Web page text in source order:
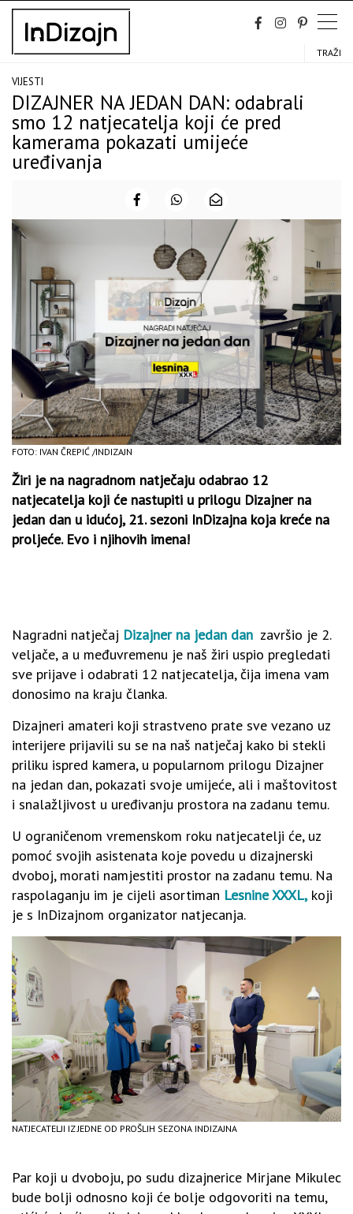
Skip
content
TRAŽI
VIJESTI
DIZAJNER NA JEDAN DAN: odabrali
smo 12 natjecatelja koji će pred
kamerama pokazati umijeće
uređivanja
FOTO: IVAN ČREPIĆ /INDIZAJN
Žiri je na nagradnom natječaju odabrao 12
natjecatelja koji će nastupiti u prilogu Dizajner na
jedan dan u idućoj, 21. sezoni InDizajna koja kreće na
proljeće. Evo i njihovih imena!
Nagradni natječaj Dizajner na jedan dan završio je 2.
veljače, a u međuvremenu je naš žiri uspio pregledati
sve prijave i odabrati 12 natjecatelja, čija imena vam
donosimo na kraju članka.
Dizajneri amateri koji strastveno prate sve vezano uz
interijere prijavili su se na naš natječaj kako bi stekli
priliku ispred kamera, u popularnom prilogu Dizajner
na jedan dan, pokazati svoje umijeće, ali i maštovitost
i snalažljivost u uređivanju prostora na zadanu temu.
U ograničenom vremenskom roku natjecatelji će, uz
pomoć svojih asistenata koje povedu u dizajnerski
dvoboj, morati namjestiti prostor na zadanu temu. Na
raspolaganju im je cijeli asortiman Lesnine XXXL,koji
je s InDizajnom organizator natjecanja.
NATJECATELJI IZ JEDNE OD PROŠLIH SEZONA INDIZAJNA
Par koji u dvoboju, po sudu dizajnerice Mirjane Mikulec
bude bolji odnosno koji će bolje odgovoriti na temu,